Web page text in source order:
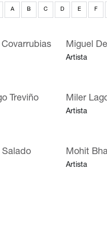
A B C D E F
Miguel
Artista
Treviño Miler
Artista
Salado Mohit
Artista